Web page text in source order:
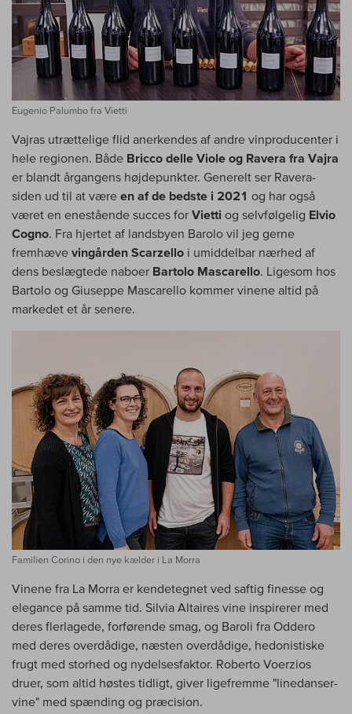
Eugenio Palumbo fra Vietti
Vajras utrættelige flid anerkendes af andre vinproducenter i
hele regionen. Både Bricco delle Viole og Ravera fra Vajra
er blandt årgangens højdepunkter. Generelt ser Ravera-
siden ud til at være en af de bedste i 2021 og har også
været en enestående succes for Vietti og selvfølgelig Elvio
Cogno. Fra hjertet af landsbyen Barolo vil jeg gerne
fremhæve vingården Scarzello i umiddelbar nærhed af
dens beslægtede naboer Bartolo Mascarello. Ligesom hos
Bartolo og Giuseppe Mascarello kommer vinene altid på
markedet et år senere.
Familien Corino i den nye kælder i La Morra
Vinene fra La Morra er kendetegnet ved saftig finesse og
elegance på samme tid. Silvia Altaires vine inspirerer med
deres flerlagede, forførende smag, og Baroli fra Oddero
med deres overdådige, næsten overdådige, hedonistiske
frugt med storhed og nydelsesfaktor. Roberto Voerzios
druer, som altid høstes tidligt, giver ligefremme "linedanser-
vine" med spænding og præcision.